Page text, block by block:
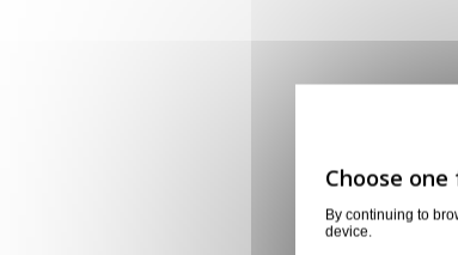
By continuing to
device.